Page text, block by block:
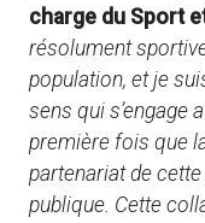
charge du Sport
résolument
population, et je
sens qui s’engage
première fois que
partenariat de
publique. Cette